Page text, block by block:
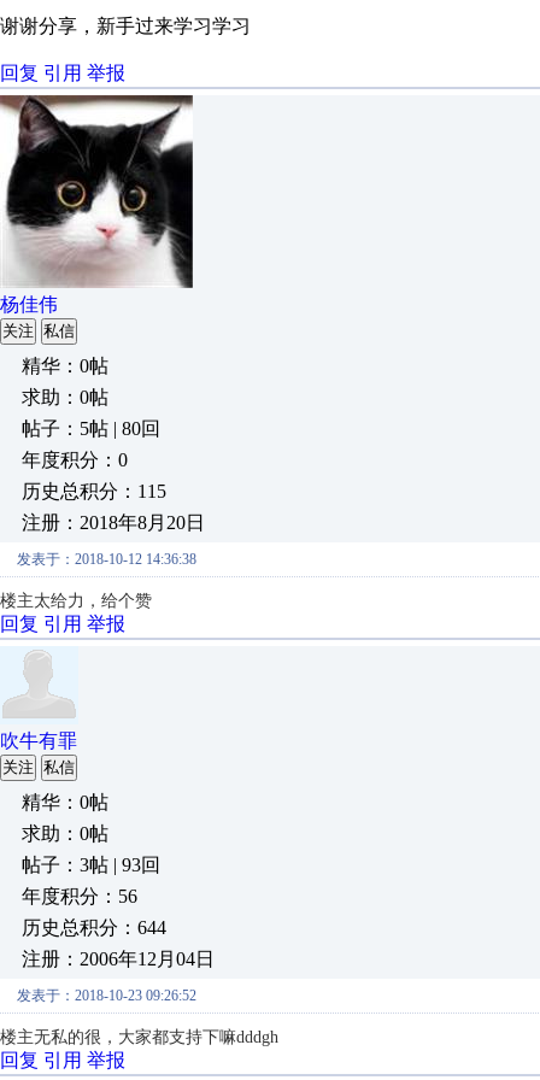
谢谢分享，新手过来学习学习
回复 引用 举报
杨佳伟
关注 私信
精华：0帖
求助：0帖
帖子：5帖 | 80回
年度积分：0
历史总积分：115
注册：2018年8月20日
发表于：2018-10-12 14:36:38
楼主太给力，给个赞
回复 引用 举报
吹牛有罪
关注 私信
精华：0帖
求助：0帖
帖子：3帖 | 93回
年度积分：56
历史总积分：644
注册：2006年12月04日
发表于：2018-10-23 09:26:52
楼主无私的很，大家都支持下嘛dddgh
回复 引用 举报